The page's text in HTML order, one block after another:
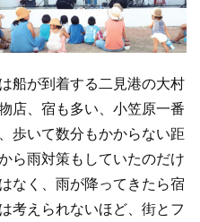
船が到着する二見港の大村
店、宿も多い、小笠原一番
歩いて数分もかからない距
ら雨対策もしていたのだけ
なく、雨が降ってきたら宿
考えられないほど、街とフ